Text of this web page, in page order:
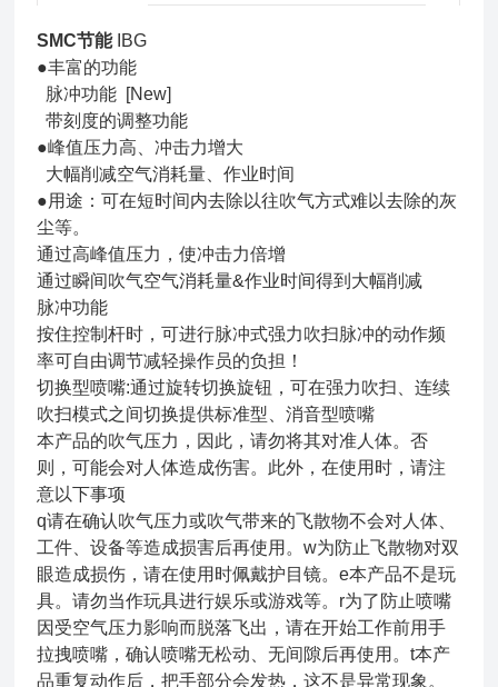
SMC节能IBG
●丰富的功能
脉冲功能 [New]
带刻度的调整功能
●峰值压力高、冲击力增大
大幅削减空气消耗量、作业时间
●用途：可在短时间内去除以往吹气方式难以去除的灰
尘等。
通过高峰值压力，使冲击力倍增
通过瞬间吹气空气消耗量&作业时间得到大幅削减
脉冲功能
按住控制杆时，可进行脉冲式强力吹扫脉冲的动作频
率可自由调节减轻操作员的负担！
切换型喷嘴:通过旋转切换旋钮，可在强力吹扫、连续
吹扫模式之间切换提供标准型、消音型喷嘴
本产品的吹气压力，因此，请勿将其对准人体。否
则，可能会对人体造成伤害。此外，在使用时，请注
意以下事项
q请在确认吹气压力或吹气带来的飞散物不会对人体、
工件、设备等造成损害后再使用。w为防止飞散物对双
眼造成损伤，请在使用时佩戴护目镜。e本产品不是玩
具。请勿当作玩具进行娱乐或游戏等。r为了防止喷嘴
因受空气压力影响而脱落飞出，请在开始工作前用手
拉拽喷嘴，确认喷嘴无松动、无间隙后再使用。t本产
品重复动作后，把手部分会发热，这不是异常现象。